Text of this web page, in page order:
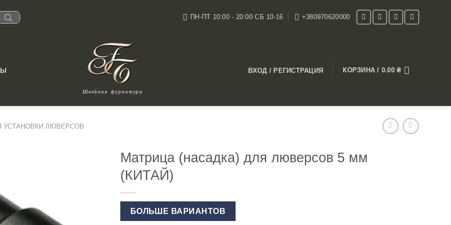
ПН-ПТ 10:00 - 20:00 СБ 10-16 +380970620000
Швейная фурнитура
ВХОД / РЕГИСТРАЦИЯ КОРЗИНА / 0.00₴
УСТАНОВКИ ЛЮВЕРСОВ
Матрица (насадка) для люверсов 5 мм
(КИТАЙ)
БОЛЬШЕ ВАРИАНТОВ